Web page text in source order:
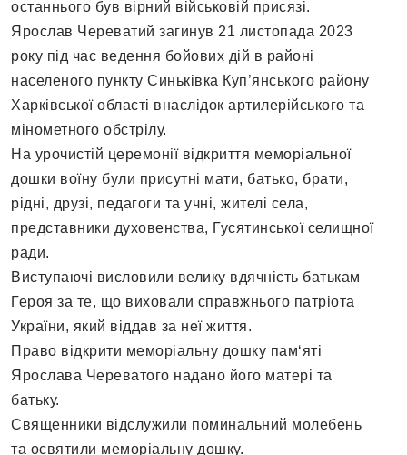
останнього був вірний військовій присязі.
Ярослав Череватий загинув 21 листопада 2023
року під час ведення бойових дій в районі
населеного пункту Синьківка Куп’янського району
Харківської області внаслідок артилерійського та
мінометного обстрілу.
На урочистій церемонії відкриття меморіальної
дошки воїну були присутні мати, батько, брати,
рідні, друзі, педагоги та учні, жителі села,
представники духовенства, Гусятинської селищної
ради.
Виступаючі висловили велику вдячність батькам
Героя за те, що виховали справжнього патріота
України, який віддав за неї життя.
Право відкрити меморіальну дошку пам‘яті
Ярослава Череватого надано його матері та
батьку.
Священники відслужили поминальний молебень
та освятили меморіальну дошку.